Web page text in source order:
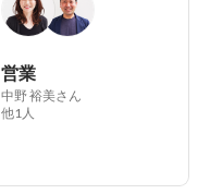
営業
中野 裕美さん
他1人